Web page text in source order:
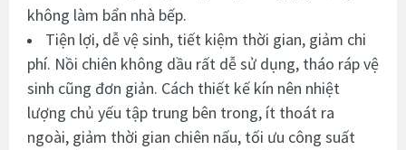
không làm bẩn nhà bếp.
Tiện lợi, dễ vệ sinh, tiết kiệm thời gian, giảm chi
phí. Nồi chiên không dầu rất dễ sử dụng, tháo ráp vệ
sinh cũng đơn giản. Cách thiết kế kín nên nhiệt
lượng chủ yếu tập trung bên trong, ít thoát ra
ngoài, giảm thời gian chiên nấu, tối ưu công suất